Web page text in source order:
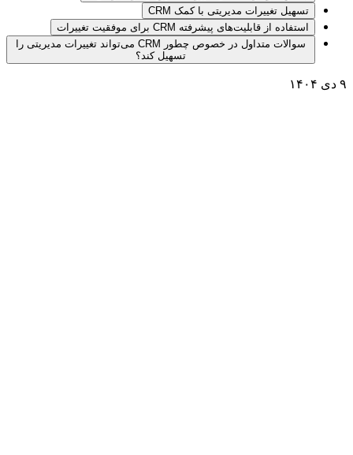
تسهیل تغییرات مدیریتی با کمک CRM
استفاده از قابلیت‌های پیشرفته CRM برای موفقیت تغییرات
سوالات متداول در خصوص چطور CRM می‌تواند تغییرات مدیریتی را
تسهیل کند؟
۹ دی ۱۴۰۴